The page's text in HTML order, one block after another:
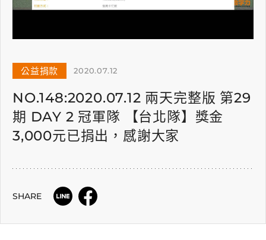
公益捐款 2020.07.12
NO.148:2020.07.12 兩天完整版 第29
期 DAY 2 冠軍隊 【台北隊】獎金
3,000元已捐出，感謝大家
SHARE